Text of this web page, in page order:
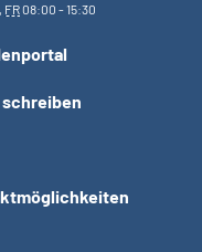
FR08:00 - 15:30